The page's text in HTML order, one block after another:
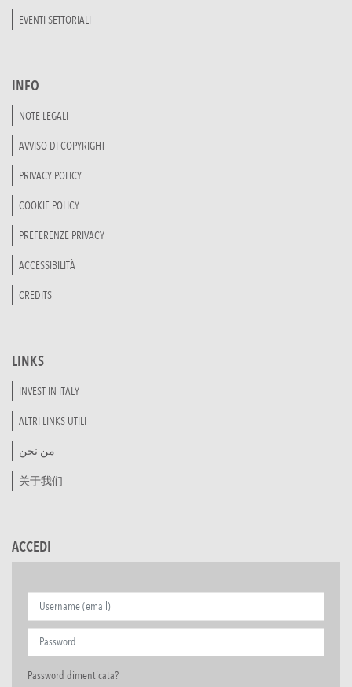
EVENTI SETTORIALI
INFO
NOTE LEGALI
AVVISO DI COPYRIGHT
PRIVACY POLICY
COOKIE POLICY
PREFERENZE PRIVACY
ACCESSIBILITÀ
CREDITS
LINKS
INVEST IN ITALY
ALTRI LINKS UTILI
من نحن
关于我们
ACCEDI
Password dimenticata?